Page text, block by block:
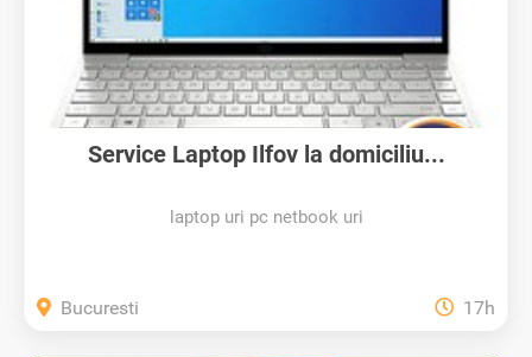
Service Laptop Ilfov la domiciliu...
laptop uri pc netbook uri
Bucuresti 17h